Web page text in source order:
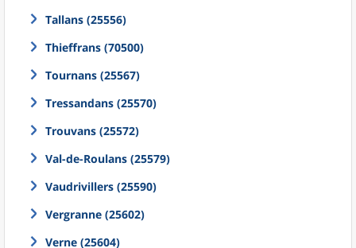
Tallans (25556)
Thieffrans (70500)
Tournans (25567)
Tressandans (25570)
Trouvans (25572)
Val-de-Roulans (25579)
Vaudrivillers (25590)
Vergranne (25602)
Verne (25604)